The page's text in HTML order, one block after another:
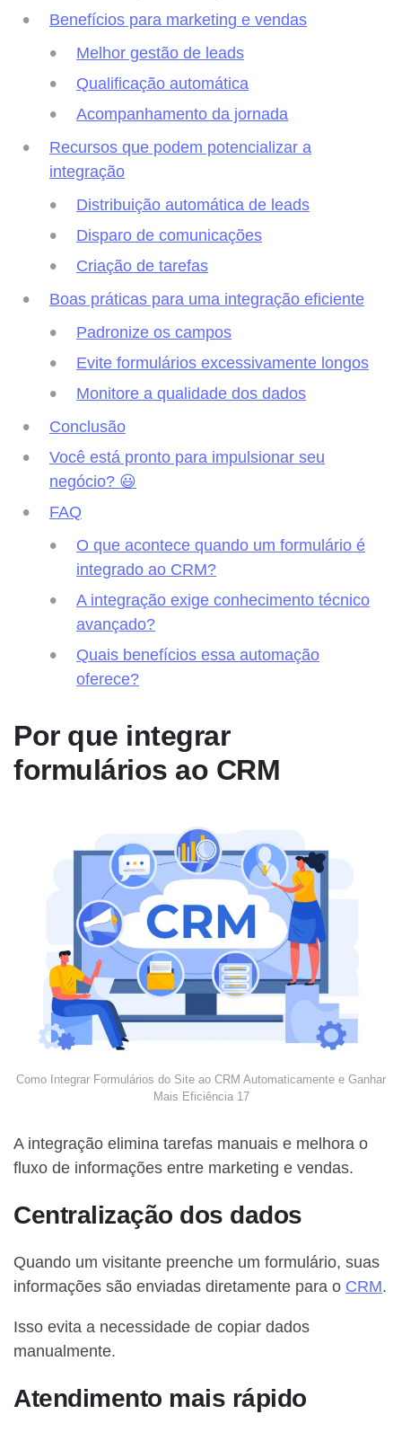
Benefícios para marketing e vendas
Melhor gestão de leads
Qualificação automática
Acompanhamento da jornada
Recursos que podem potencializar a
integração
Distribuição automática de leads
Disparo de comunicações
Criação de tarefas
Boas práticas para uma integração eficiente
Padronize os campos
Evite formulários excessivamente longos
Monitore a qualidade dos dados
Conclusão
Você está pronto para impulsionar seu
negócio? 😃
FAQ
O que acontece quando um formulário é
integrado ao CRM?
A integração exige conhecimento técnico
avançado?
Quais benefícios essa automação
oferece?
Por que integrar
formulários ao CRM
Como Integrar Formulários do Site ao CRM Automaticamente e Ganhar
Mais Eficiência 17
A integração elimina tarefas manuais e melhora o
fluxo de informações entre marketing e vendas.
Centralização dos dados
Quando um visitante preenche um formulário, suas
informações são enviadas diretamente para o CRM.
Isso evita a necessidade de copiar dados
manualmente.
Atendimento mais rápido